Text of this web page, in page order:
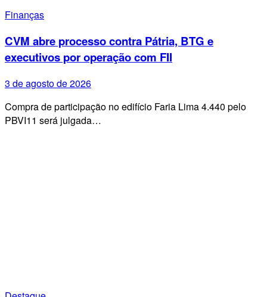
Finanças
CVM abre processo contra Pátria, BTG e
executivos por operação com FII
3 de agosto de 2026
Compra de participação no edifício Faria Lima 4.440 pelo
PBVI11 será julgada…